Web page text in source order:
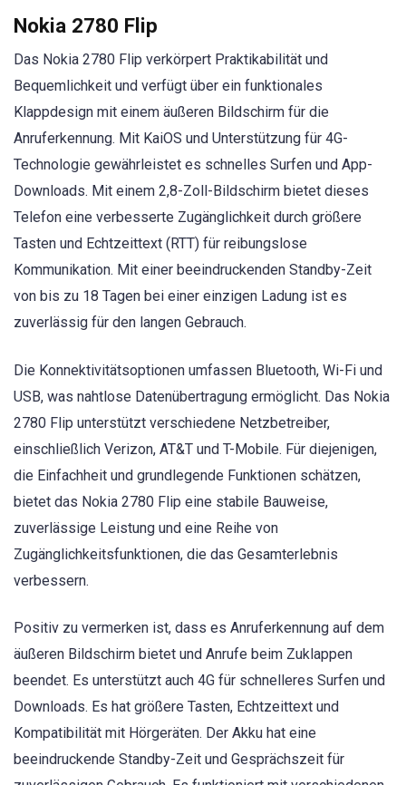
Nokia 2780 Flip
Das Nokia 2780 Flip verkörpert Praktikabilität und
Bequemlichkeit und verfügt über ein funktionales
Klappdesign mit einem äußeren Bildschirm für die
Anruferkennung. Mit KaiOS und Unterstützung für 4G-
Technologie gewährleistet es schnelles Surfen und App-
Downloads. Mit einem 2,8-Zoll-Bildschirm bietet dieses
Telefon eine verbesserte Zugänglichkeit durch größere
Tasten und Echtzeittext (RTT) für reibungslose
Kommunikation. Mit einer beeindruckenden Standby-Zeit
von bis zu 18 Tagen bei einer einzigen Ladung ist es
zuverlässig für den langen Gebrauch.
Die Konnektivitätsoptionen umfassen Bluetooth, Wi-Fi und
USB, was nahtlose Datenübertragung ermöglicht. Das Nokia
2780 Flip unterstützt verschiedene Netzbetreiber,
einschließlich Verizon, AT&T und T-Mobile. Für diejenigen,
die Einfachheit und grundlegende Funktionen schätzen,
bietet das Nokia 2780 Flip eine stabile Bauweise,
zuverlässige Leistung und eine Reihe von
Zugänglichkeitsfunktionen, die das Gesamterlebnis
verbessern.
Positiv zu vermerken ist, dass es Anruferkennung auf dem
äußeren Bildschirm bietet und Anrufe beim Zuklappen
beendet. Es unterstützt auch 4G für schnelleres Surfen und
Downloads. Es hat größere Tasten, Echtzeittext und
Kompatibilität mit Hörgeräten. Der Akku hat eine
beeindruckende Standby-Zeit und Gesprächszeit für